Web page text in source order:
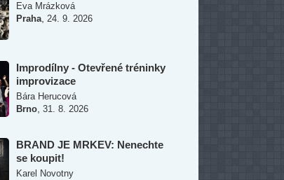
Eva Mrázková
Praha 24. 9. 2026
Improdílny - Otevřené tréninky
improvizace
Bára Herucová
Brno 31. 8. 2026
BRAND JE MRKEV: Nenechte
se koupit!
Karel Novotny